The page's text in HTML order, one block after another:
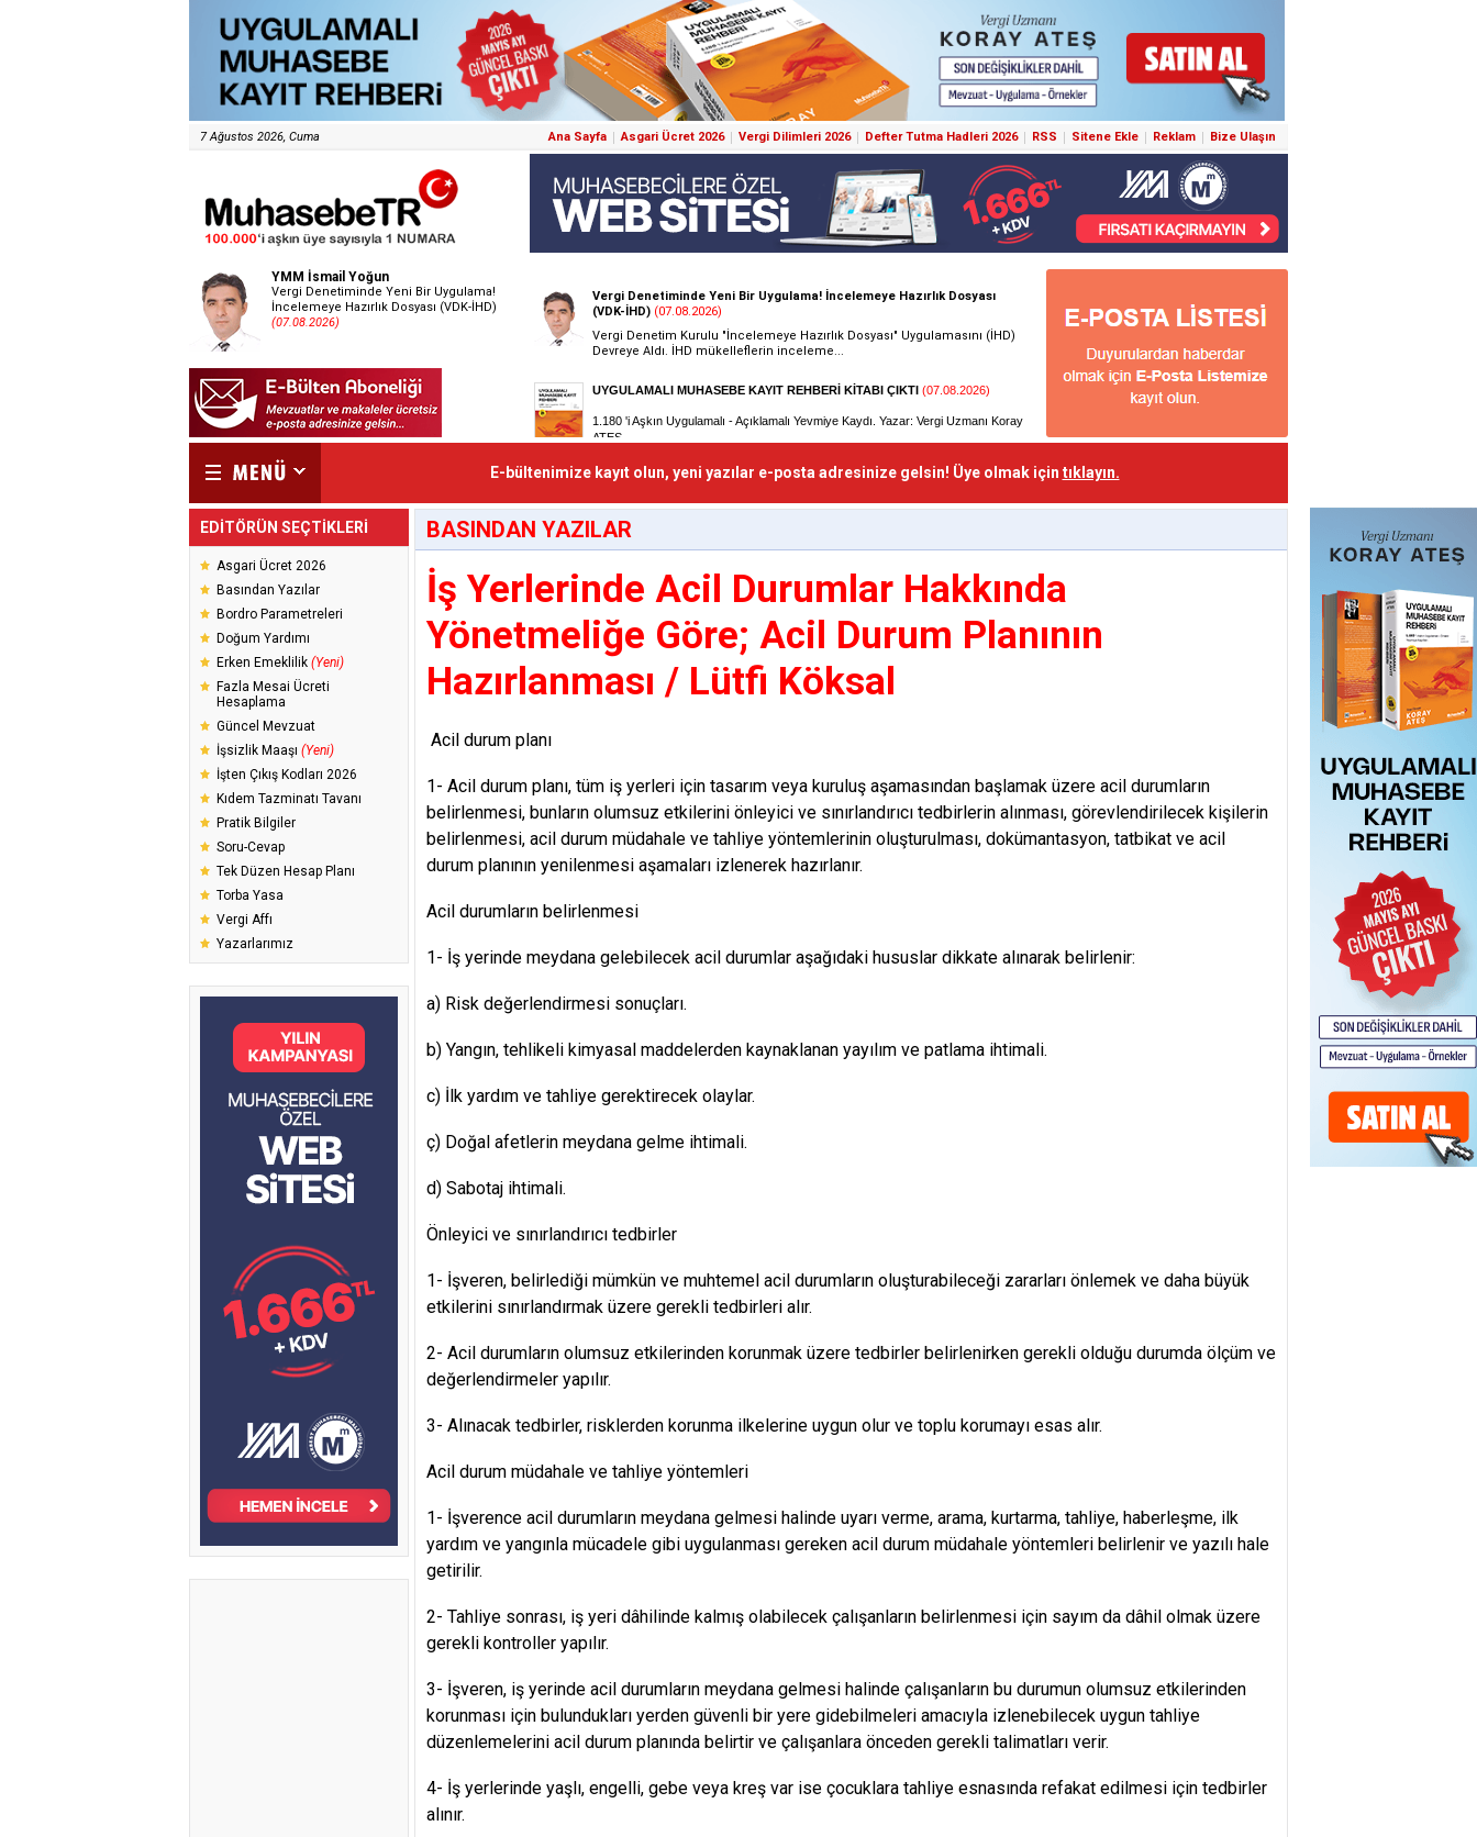
7 Ağustos 2026, Cuma Ana Sayfa Asgari Ücret 2026 Vergi Dilimleri 2026 Defter Tutma Hadleri 2026 RSS Sitene Ekle Reklam Bize Ulaşın
YMM İsmail Yoğun
Vergi Denetiminde Yeni Bir Uygulama!
İncelemeye Hazırlık Dosyası (VDK-İHD)
(07.08.2026)
E-bültenimize kayıt olun, yeni yazılar e-posta adresinize gelsin! Üye olmak için tıklayın.
EDİTÖRÜN SEÇTİKLERİ
Asgari Ücret 2026
Basından Yazılar
Bordro Parametreleri
Doğum Yardımı
Erken Emeklilik (Yeni)
Fazla Mesai Ücreti
Hesaplama
Güncel Mevzuat
İşsizlik Maaşı (Yeni)
İşten Çıkış Kodları 2026
Kıdem Tazminatı Tavanı
Pratik Bilgiler
Soru-Cevap
Tek Düzen Hesap Planı
Torba Yasa
Vergi Affı
Yazarlarımız
BASINDAN YAZILAR
İş Yerlerinde Acil Durumlar Hakkında
Yönetmeliğe Göre; Acil Durum Planının
Hazırlanması / Lütfi Köksal
Acil durum planı
1- Acil durum planı, tüm iş yerleri için tasarım veya kuruluş aşamasından başlamak üzere acil durumların
belirlenmesi, bunların olumsuz etkilerini önleyici ve sınırlandırıcı tedbirlerin alınması, görevlendirilecek kişilerin
belirlenmesi, acil durum müdahale ve tahliye yöntemlerinin oluşturulması, dokümantasyon, tatbikat ve acil
durum planının yenilenmesi aşamaları izlenerek hazırlanır.
Acil durumların belirlenmesi
1- İş yerinde meydana gelebilecek acil durumlar aşağıdaki hususlar dikkate alınarak belirlenir:
a) Risk değerlendirmesi sonuçları.
b) Yangın, tehlikeli kimyasal maddelerden kaynaklanan yayılım ve patlama ihtimali.
c) İlk yardım ve tahliye gerektirecek olaylar.
ç) Doğal afetlerin meydana gelme ihtimali.
d) Sabotaj ihtimali.
Önleyici ve sınırlandırıcı tedbirler
1- İşveren, belirlediği mümkün ve muhtemel acil durumların oluşturabileceği zararları önlemek ve daha büyük
etkilerini sınırlandırmak üzere gerekli tedbirleri alır.
2- Acil durumların olumsuz etkilerinden korunmak üzere tedbirler belirlenirken gerekli olduğu durumda ölçüm ve
değerlendirmeler yapılır.
3- Alınacak tedbirler, risklerden korunma ilkelerine uygun olur ve toplu korumayı esas alır.
Acil durum müdahale ve tahliye yöntemleri
1- İşverence acil durumların meydana gelmesi halinde uyarı verme, arama, kurtarma, tahliye, haberleşme, ilk
yardım ve yangınla mücadele gibi uygulanması gereken acil durum müdahale yöntemleri belirlenir ve yazılı hale
getirilir.
2- Tahliye sonrası, iş yeri dâhilinde kalmış olabilecek çalışanların belirlenmesi için sayım da dâhil olmak üzere
gerekli kontroller yapılır.
3- İşveren, iş yerinde acil durumların meydana gelmesi halinde çalışanların bu durumun olumsuz etkilerinden
korunması için bulundukları yerden güvenli bir yere gidebilmeleri amacıyla izlenebilecek uygun tahliye
düzenlemelerini acil durum planında belirtir ve çalışanlara önceden gerekli talimatları verir.
4- İş yerlerinde yaşlı, engelli, gebe veya kreş var ise çocuklara tahliye esnasında refakat edilmesi için tedbirler
alınır.